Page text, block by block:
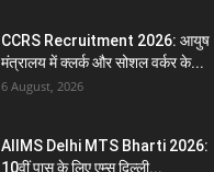
CCRS Recruitment 2026: आयुष
मंत्रालय में क्लर्क और सोशल वर्कर के...
6 August, 2026
AIIMS Delhi MTS Bharti 2026:
10वीं पास के लिए एम्स दिल्ली...